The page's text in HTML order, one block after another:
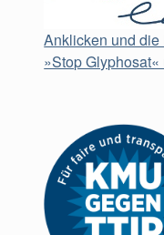
Anklicken und
»Stop Glyphosat«